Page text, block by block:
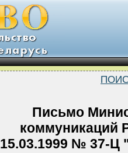
Письмо
коммуникаций
15.03.1999 № 37-Ц